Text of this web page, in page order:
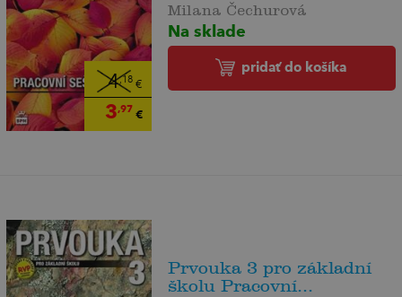
4,18€
3,97 €
Milana Čechurová
Na sklade
pridať do košíka
Prvouka 3 pro základní
školu Pracovní...